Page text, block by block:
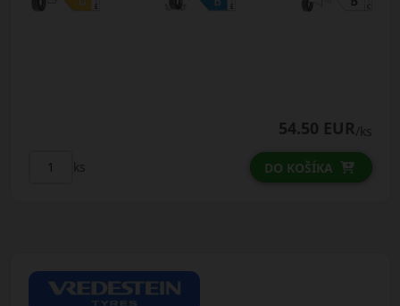
54.50 EUR/ks
ks DO KOŠÍKA